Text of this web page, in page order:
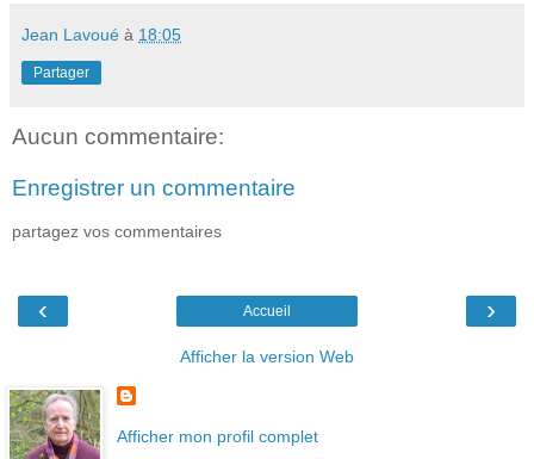
Jean Lavoué à 18:05
Partager
Aucun commentaire:
Enregistrer un commentaire
partagez vos commentaires
‹ ›
Accueil
Afficher la version Web
Afficher mon profil complet